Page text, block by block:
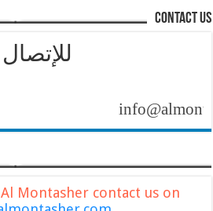
contact us
للإتصال
Montasher contact us on